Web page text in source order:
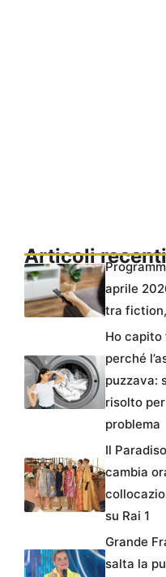
Articoli recenti
aprile
tra
Ho
perché
puzzava:
risolto
problema
Il
cambia
su Rai 1
Grande
salta la